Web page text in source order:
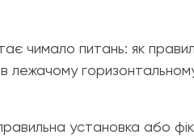
чимало питань: як
горизонтальному
установка або